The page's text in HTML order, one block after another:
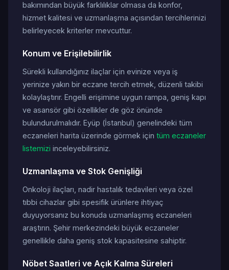
bakımından büyük farklılıklar olmasa da konfor,
hizmet kalitesi ve uzmanlaşma açısından tercihlerinizi
belirleyecek kriterler mevcuttur.
Konum ve Erişilebilirlik
Sürekli kullandığınız ilaçlar için evinize veya iş
yerinize yakın bir eczane tercih etmek, düzenli takibi
kolaylaştırır. Engelli erişimine uygun rampa, geniş kapı
ve asansör gibi özellikler de göz önünde
bulundurulmalıdır. Eyüp (İstanbul) genelindeki tüm
eczaneleri harita üzerinde görmek için tüm eczaneler
listemizi inceleyebilirsiniz.
Uzmanlaşma ve Stok Genişliği
Onkoloji ilaçları, nadir hastalık tedavileri veya özel
tıbbi cihazlar gibi spesifik ürünlere ihtiyaç
duyuyorsanız bu konuda uzmanlaşmış eczaneleri
araştırın. Şehir merkezindeki büyük eczaneler
genellikle daha geniş stok kapasitesine sahiptir.
Nöbet Saatleri ve Açık Kalma Süreleri